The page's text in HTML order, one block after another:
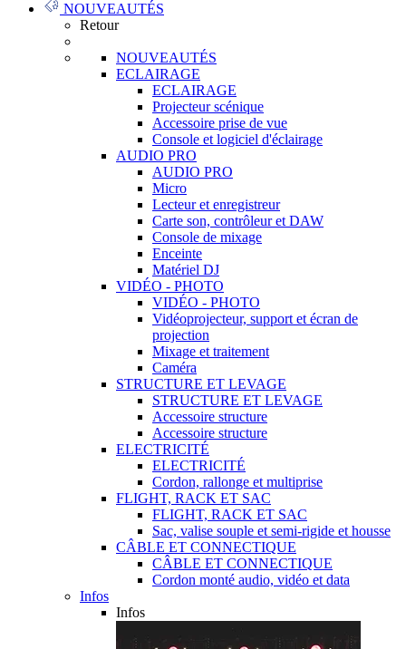
NOUVEAUTÉS
Retour
NOUVEAUTÉS
ECLAIRAGE
ECLAIRAGE
Projecteur scénique
Accessoire prise de vue
Console et logiciel d'éclairage
AUDIO PRO
AUDIO PRO
Micro
Lecteur et enregistreur
Carte son, contrôleur et DAW
Console de mixage
Enceinte
Matériel DJ
VIDÉO - PHOTO
VIDÉO - PHOTO
Vidéoprojecteur, support et écran de
projection
Mixage et traitement
Caméra
STRUCTURE ET LEVAGE
STRUCTURE ET LEVAGE
Accessoire structure
Accessoire structure
ELECTRICITÉ
ELECTRICITÉ
Cordon, rallonge et multiprise
FLIGHT, RACK ET SAC
FLIGHT, RACK ET SAC
Sac, valise souple et semi-rigide et housse
CÂBLE ET CONNECTIQUE
CÂBLE ET CONNECTIQUE
Cordon monté audio, vidéo et data
Infos
Infos